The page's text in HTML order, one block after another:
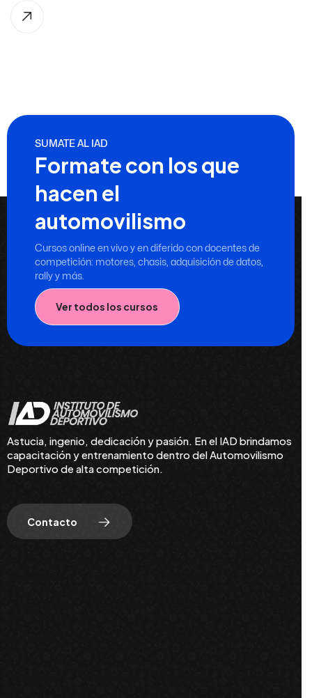
SUMATE AL IAD
Formate con los que
hacen el
automovilismo
Cursos online en vivo y en diferido con docentes de
competición: motores, chasis, adquisición de datos,
rally y más.
Ver todos los cursos
Astucia, ingenio, dedicación y pasión. En el IAD brindamos
capacitación y entrenamiento dentro del Automovilismo
Deportivo de alta competición.
Contacto